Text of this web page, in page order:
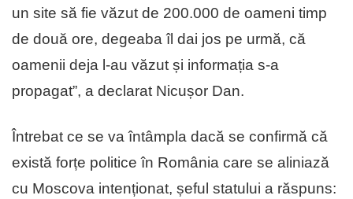
un site să fie văzut de 200.000 de oameni timp
de două ore, degeaba îl dai jos pe urmă, că
oamenii deja l-au văzut și informația s-a
propagat”, a declarat Nicușor Dan.
Întrebat ce se va întâmpla dacă se confirmă că
există forțe politice în România care se aliniază
cu Moscova intenționat, șeful statului a răspuns: